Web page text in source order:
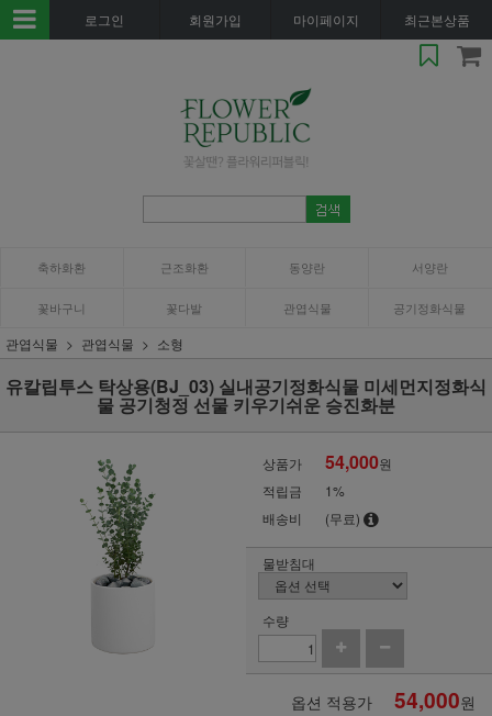
로그인 회원가입 마이페이지 최근본상품
축하화환 근조화환 동양란 서양란
꽃바구니 꽃다발 관엽식물 공기정화식물
관엽식물 관엽식물 소형
유칼립투스 탁상용(BJ_03) 실내공기정화식물 미세먼지정화식
물 공기청정 선물 키우기쉬운 승진화분
상품가 54,000원
적립금
1%
배송비
(무료)
물받침대
수량
옵션 적용가 54,000원